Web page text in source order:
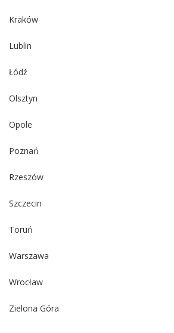
Kraków
Lublin
Łódź
Olsztyn
Opole
Poznań
Rzeszów
Szczecin
Toruń
Warszawa
Wrocław
Zielona Góra